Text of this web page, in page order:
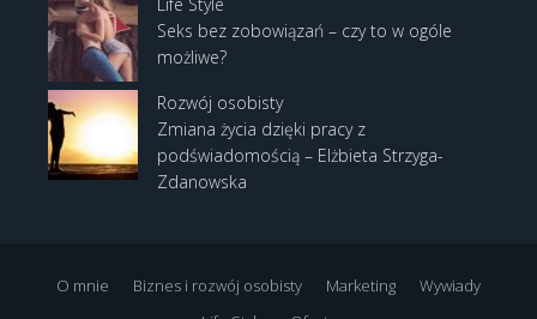
Seks bez zobowiązań – czy to w ogóle
możliwe?
Rozwój osobisty
Zmiana życia dzięki pracy z
podświadomością – Elżbieta Strzyga-
Zdanowska
O mnie Biznes i rozwój osobisty Marketing
Wywiady